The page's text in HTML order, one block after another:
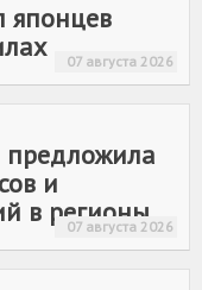
японцев
07 августа 2026
предложила
и
в регионы
07 августа 2026